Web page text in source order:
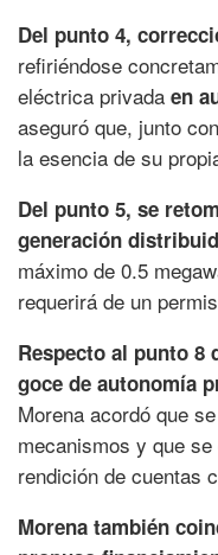
Del punto 4,
refiriéndose
eléctrica privada en
aseguró que, junto
la esencia de su
Del punto 5, se
generación
máximo de 0.5
requerirá de un
Respecto al punto 8
goce de autonomía
Morena acordó que
mecanismos y que
rendición de cuentas
Morena también